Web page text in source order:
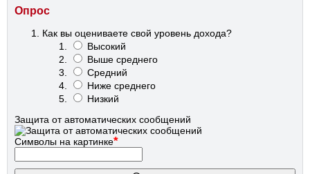
Опрос
Как вы оцениваете свой уровень дохода?
Высокий
Выше среднего
Средний
Ниже среднего
Низкий
Защита от автоматических сообщений
Символы на картинке*